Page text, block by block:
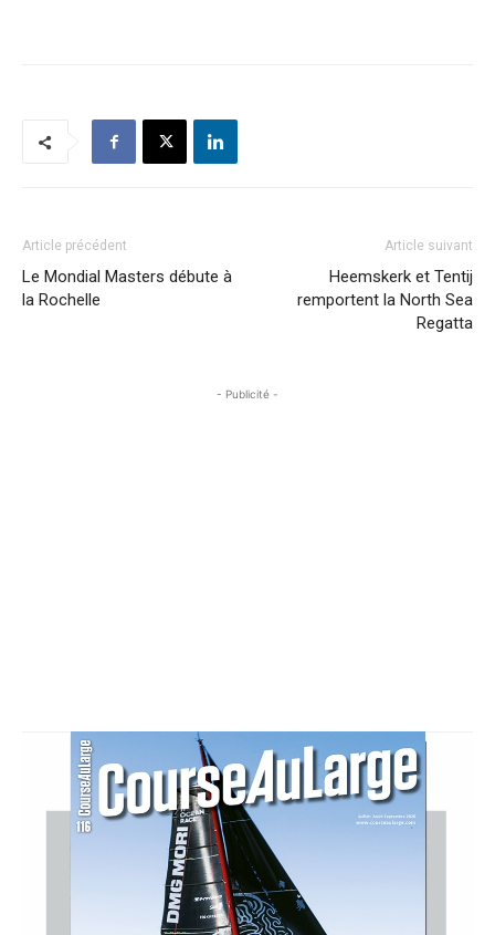
Article précédent
Le Mondial Masters débute à
la Rochelle
Article suivant
Heemskerk et Tentij
remportent la North Sea
Regatta
- Publicité -